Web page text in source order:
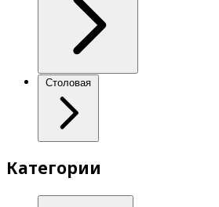
Столовая
Категории